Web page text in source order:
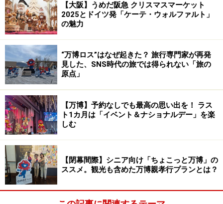
【大阪】うめだ阪急 クリスマスマーケット
2025とドイツ発「ケーテ・ウォルファルト」
の魅力
“万博ロス”はなぜ起きた？ 旅行専門家が再発
見した、SNS時代の旅では得られない「旅の
原点」
【万博】予約なしでも最高の思い出を！ ラス
ト1カ月は「イベント＆ナショナルデー」を楽
しむ
【閉幕間際】シニア向け「ちょこっと万博」の
ススメ。観光も含めた万博親孝行プランとは？